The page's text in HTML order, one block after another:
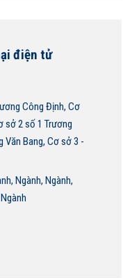
điện tử
Công Định, Cơ
sở 2 số 1 Trương
Văn Bang, Cơ sở 3 -
Ngành, Ngành,